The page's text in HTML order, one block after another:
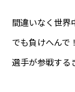
会社概要
お知らせ
間違いなく世界
でも負けへんで
選手が参戦する